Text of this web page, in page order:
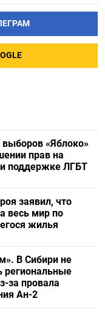
выборов «Яблоко»
прав на
и поддержке ЛГБТ
заявил, что
весь мир по
жилья
В Сибири не
региональные
за провала
Ан-2